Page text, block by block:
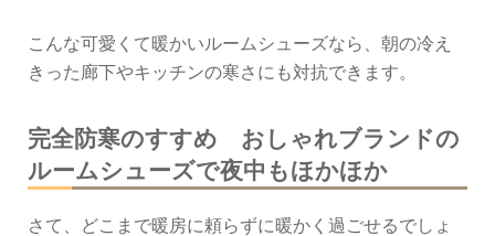
こんな可愛くて暖かいルームシューズなら、朝の冷え
きった廊下やキッチンの寒さにも対抗できます。
完全防寒のすすめ おしゃれブランドの
ルームシューズで夜中もほかほか
さて、どこまで暖房に頼らずに暖かく過ごせるでしょ